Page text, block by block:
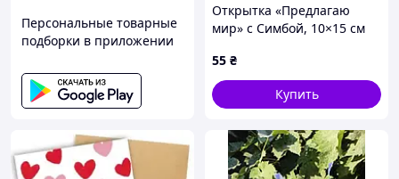
Персональные товарные
подборки в приложении
Открытка «Предлагаю
мир» с Симбой, 10×15 см
55 ₴
Купить